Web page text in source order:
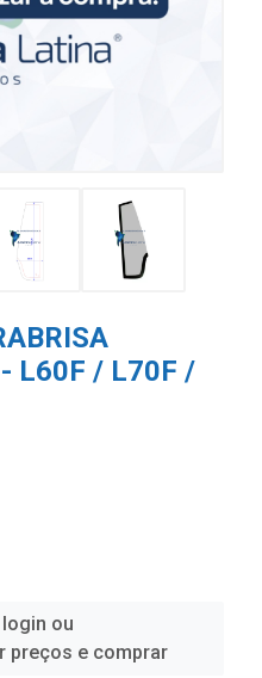
- L60F / L70F /
ou
preços e comprar